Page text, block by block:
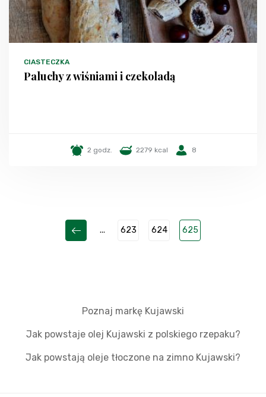
CIASTECZKA
Paluchy z wiśniami i czekoladą
2 godz. 2279 kcal 8
... 623 624 625
Poznaj markę Kujawski
Jak powstaje olej Kujawski z polskiego rzepaku?
Jak powstają oleje tłoczone na zimno Kujawski?